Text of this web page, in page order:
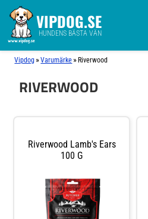
VIPDOG.SE
HUNDENS BÄSTA VÄN
Vipdog »Varumärke » Riverwood
RIVERWOOD
Riverwood Lamb's Ears
100 G